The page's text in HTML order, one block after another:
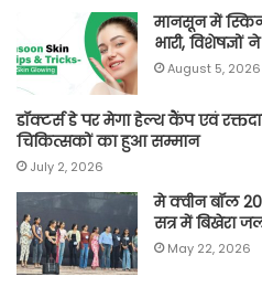
मानसून में
भारी, विशेषज्ञों
August 5, 2026
डॉक्टर्स डे पर मेगा हेल्थ कैंप एवं
चिकित्सकों का हुआ सम्मान
July 2, 2026
मे क्वीन बॉल
सत्र में बिखेरा
May 22, 2026